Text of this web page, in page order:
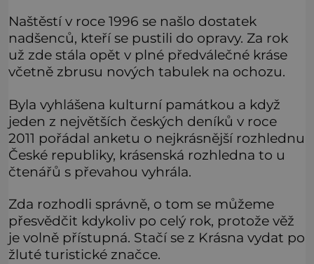
Naštěstí v roce 1996 se našlo dostatek
nadšenců, kteří se pustili do opravy. Za rok
už zde stála opět v plné předválečné kráse
včetně zbrusu nových tabulek na ochozu.
Byla vyhlášena kulturní památkou a když
jeden z největších českých deníků v roce
2011 pořádal anketu o nejkrásnější rozhlednu
České republiky, krásenská rozhledna to u
čtenářů s převahou vyhrála.
Zda rozhodli správně, o tom se můžeme
přesvědčit kdykoliv po celý rok, protože věž
je volně přístupná. Stačí se z Krásna vydat po
žluté turistické značce.